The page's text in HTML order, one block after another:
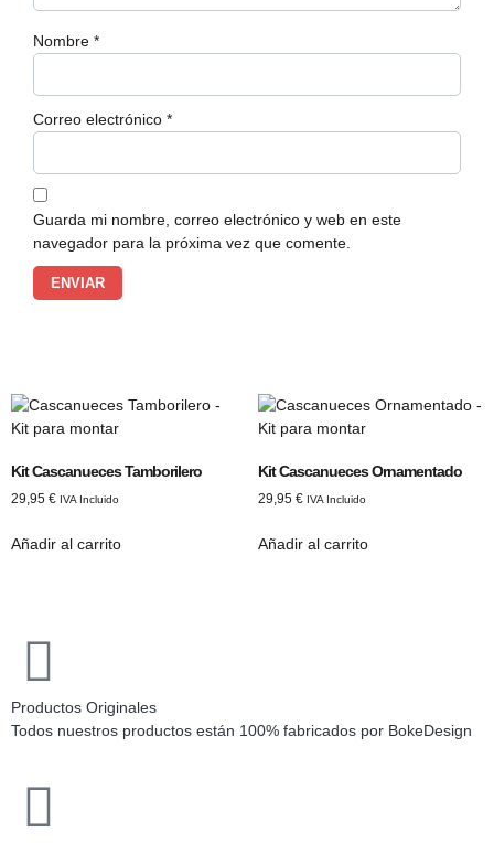
Nombre *
Correo electrónico *
Guarda mi nombre, correo electrónico y web en este
navegador para la próxima vez que comente.
Kit Cascanueces Tamborilero
29,95 € IVA Incluido
Añadir al carrito
Kit Cascanueces Ornamentado
29,95 € IVA Incluido
Añadir al carrito
Productos Originales
Todos nuestros productos están 100% fabricados por BokeDesign